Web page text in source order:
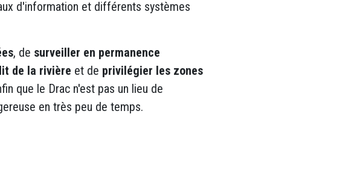
d'information et différents systèmes
, de surveiller en permanence
de la rivière et de privilégier les zones
que le Drac n'est pas un lieu de
en très peu de temps.